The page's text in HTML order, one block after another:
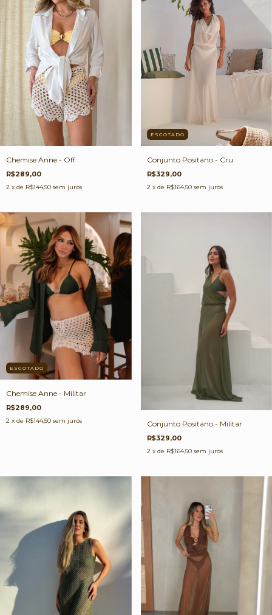
Chemise Anne - Off
R$289,00
2 x de R$144,50 sem juros
ESGOTADO
Conjunto Positano - Cru
R$329,00
2 x de R$164,50 sem juros
ESGOTADO
Chemise Anne - Militar
R$289,00
2 x de R$144,50 sem juros Conjunto Positano - Militar
R$329,00
2 x de R$164,50 sem juros